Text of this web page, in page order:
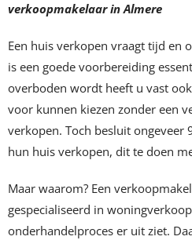
verkoopmakelaar in Almere
Een huis verkopen vraagt tijd en
is een goede voorbereiding
overboden wordt heeft u vast
voor kunnen kiezen zonder een
verkopen. Toch besluit ongeveer
hun huis verkopen, dit te doen
Maar waarom? Een
gespecialiseerd in
onderhandelproces er uit ziet.